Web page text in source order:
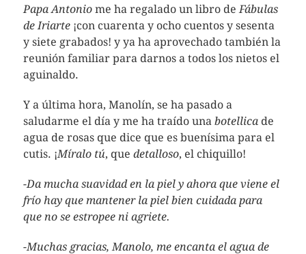
Papa Antoniome ha regalado un libro deFábulas
de Iriarte¡con cuarenta y ocho cuentos y sesenta
y siete grabados! y ya ha aprovechado también la
reunión familiar para darnos a todos los nietos el
aguinaldo.
Y a última hora, Manolín, se ha pasado a
saludarme el día y me ha traído una botellicade
agua de rosas que dice que es buenísima para el
cutis. ¡Míralo tú, que detalloso, el chiquillo!
-Da mucha suavidad en la piel y ahora que viene el
frío hay que mantener la piel bien cuidada para
que no se estropee ni agriete.
-Muchas gracias, Manolo, me encanta el agua de